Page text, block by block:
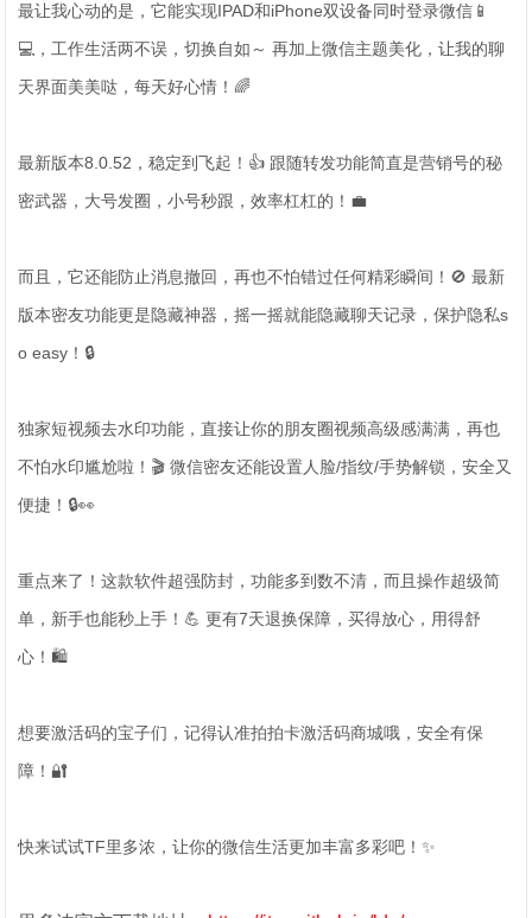
最让我心动的是，它能实现IPAD和iPhone双设备同时登录微信📱
💻，工作生活两不误，切换自如～ 再加上微信主题美化，让我的聊
天界面美美哒，每天好心情！🌈
最新版本8.0.52，稳定到飞起！👍 跟随转发功能简直是营销号的秘
密武器，大号发圈，小号秒跟，效率杠杠的！💼
而且，它还能防止消息撤回，再也不怕错过任何精彩瞬间！🚫 最新
版本密友功能更是隐藏神器，摇一摇就能隐藏聊天记录，保护隐私s
o easy！🔒
独家短视频去水印功能，直接让你的朋友圈视频高级感满满，再也
不怕水印尴尬啦！🎬 微信密友还能设置人脸/指纹/手势解锁，安全又
便捷！🔒👀
重点来了！这款软件超强防封，功能多到数不清，而且操作超级简
单，新手也能秒上手！💪 更有7天退换保障，买得放心，用得舒
心！🛍️
想要激活码的宝子们，记得认准拍拍卡激活码商城哦，安全有保
障！🔐
快来试试TF里多浓，让你的微信生活更加丰富多彩吧！✨